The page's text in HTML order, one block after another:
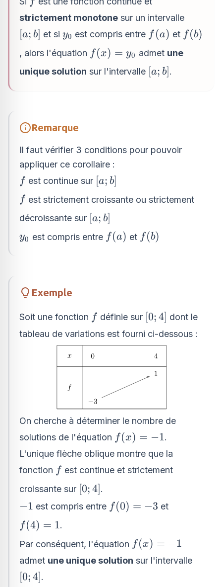
strictement monotone sur un intervalle
[a;b]
[a; b] et si y_0
y0 est compris entre f(a)
f (a) et f(b)
f (b)
, alors l'équation f(x)
y_0
f(x) = y0 admet une
unique solution sur l'intervalle [a;b]
[a; b].
Remarque
Il faut vérifier 3 conditions pour pouvoir
appliquer ce corollaire :
ff est continue sur [a;b]
[a; b]
ff est strictement croissante ou strictement
décroissante sur [a;b]
[a; b]
y_0
y0 est compris entre f(a)
f (a) et f(b)
f(b)
Exemple
Soit une fonction ff définie sur [0;4]
[0;4] dont le
tableau de variations est fourni ci-dessous :
On cherche à déterminer le nombre de
solutions de l'équation f(x)
=
f(x) = −1.
L'unique flèche oblique montre que la
fonction ff est continue et strictement
croissante sur [0;4]
[0;4].
-1
−1 est compris entre f(0)
f(0) = −3 et
f(4)
f(4) = 1.
Par conséquent, l'équation f(x)
=
f(x) = −1
admet une unique solution sur l'intervalle
[0;4]
[0;4].